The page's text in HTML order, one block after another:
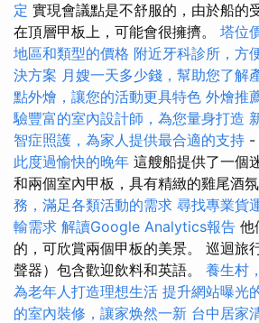
定 實現會議點是不舒服的，由於船的
在頂層甲板上，可能會很擁擠。 塔位
地區和類型的價格 附近牙科診所，方
決方案 月嫂一天多少錢，幫助您了解
點外燴，讓您的活動更具特色 外燴推
驗豐富的室內設計師，為您量身打造
智症照護，為家人提供最合適的支持 -
此度過愉快的晚年 這艘船提供了一個
和兩個室內甲板，具有精緻的雞尾酒氛
務，滿足各類活動的需求 尋找專業貨
輸需求 解讀Google Analytics報告 他
的，可欣賞兩個甲板的美景。 巡迴旅
聲器）包含歡迎飲料和英語。 養生村
為老年人打造理想生活 提升網站曝光
的室內裝修，讓家焕然一新 台中居家